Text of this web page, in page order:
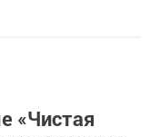
«Чистая